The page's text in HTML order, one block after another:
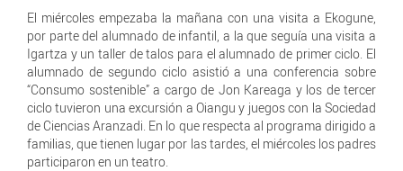
El miércoles empezaba la mañana con una visita a Ekogune,
por parte del alumnado de infantil, a la que seguía una visita a
Igartza y un taller de talos para el alumnado de primer ciclo. El
alumnado de segundo ciclo asistió a una conferencia sobre
“Consumo sostenible” a cargo de Jon Kareaga y los de tercer
ciclo tuvieron una excursión a Oiangu y juegos con la Sociedad
de Ciencias Aranzadi. En lo que respecta al programa dirigido a
familias, que tienen lugar por las tardes, el miércoles los padres
participaron en un teatro.